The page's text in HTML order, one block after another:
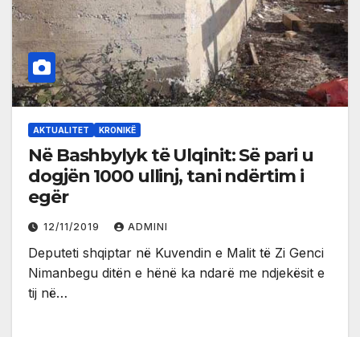
AKTUALITET KRONIKË
Në Bashbylyk të Ulqinit: Së pari u
dogjën 1000 ullinj, tani ndërtim i
egër
12/11/2019 ADMINI
Deputeti shqiptar në Kuvendin e Malit të Zi Genci
Nimanbegu ditën e hënë ka ndarë me ndjekësit e
tij në…